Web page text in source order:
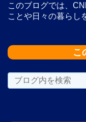
このブログでは、
ことや日々の暮らし
こ